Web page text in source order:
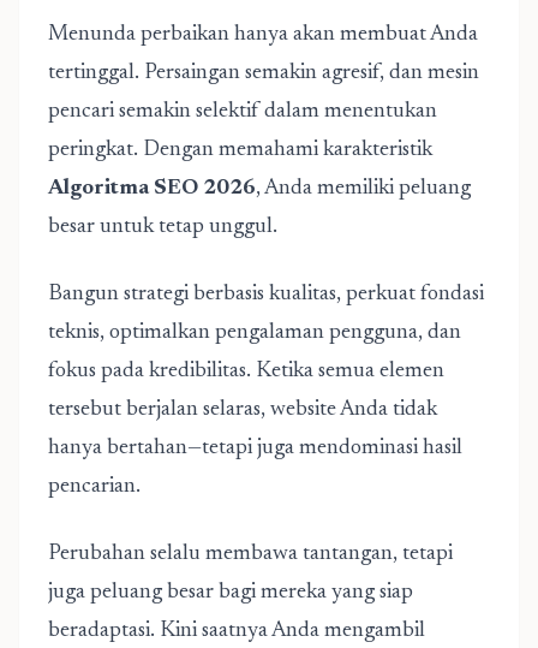
Menunda perbaikan hanya akan membuat Anda
tertinggal. Persaingan semakin agresif, dan mesin
pencari semakin selektif dalam menentukan
peringkat. Dengan memahami karakteristik
Algoritma SEO 2026, Anda memiliki peluang
besar untuk tetap unggul.
Bangun strategi berbasis kualitas, perkuat fondasi
teknis, optimalkan pengalaman pengguna, dan
fokus pada kredibilitas. Ketika semua elemen
tersebut berjalan selaras, website Anda tidak
hanya bertahan—tetapi juga mendominasi hasil
pencarian.
Perubahan selalu membawa tantangan, tetapi
juga peluang besar bagi mereka yang siap
beradaptasi. Kini saatnya Anda mengambil